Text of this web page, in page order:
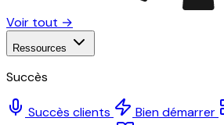
Voir tout →
Ressources
Succès
Succès clients Bien démarrer